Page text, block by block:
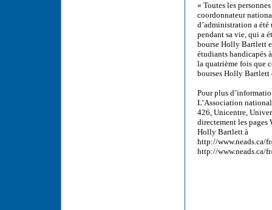
« Toutes les
coordonnateur
d’administration a
pendant sa vie, qui a
bourse Holly Bartlett
étudiants handicapés
la quatrième fois que
bourses Holly Bartlett
Pour plus
L’Association
426, Unicentre,
directement les pages
Holly Bartlett à
http://www.neads.ca/
http://www.neads.ca/